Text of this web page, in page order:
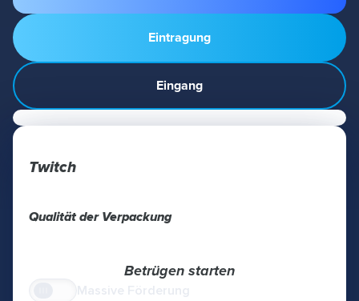
Eintragung
Eingang
Twitch
Qualität der Verpackung
Betrügen starten